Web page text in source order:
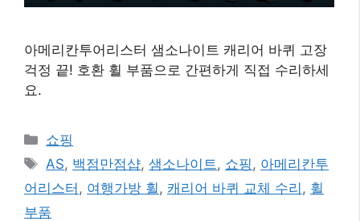
아메리칸투어리스터 샘소나이트 캐리어 바퀴 고장
걱정 끝! 호환 휠 부품으로 간편하게 직접 수리하세
요.
카
테
리
쇼핑
태
그
AS, 백점만점샵,샘소나이트 , 쇼핑 , 아메리칸투
어리스터 , 여행가방 휠 , 캐리어 바퀴 교체 수리 , 휠
부품